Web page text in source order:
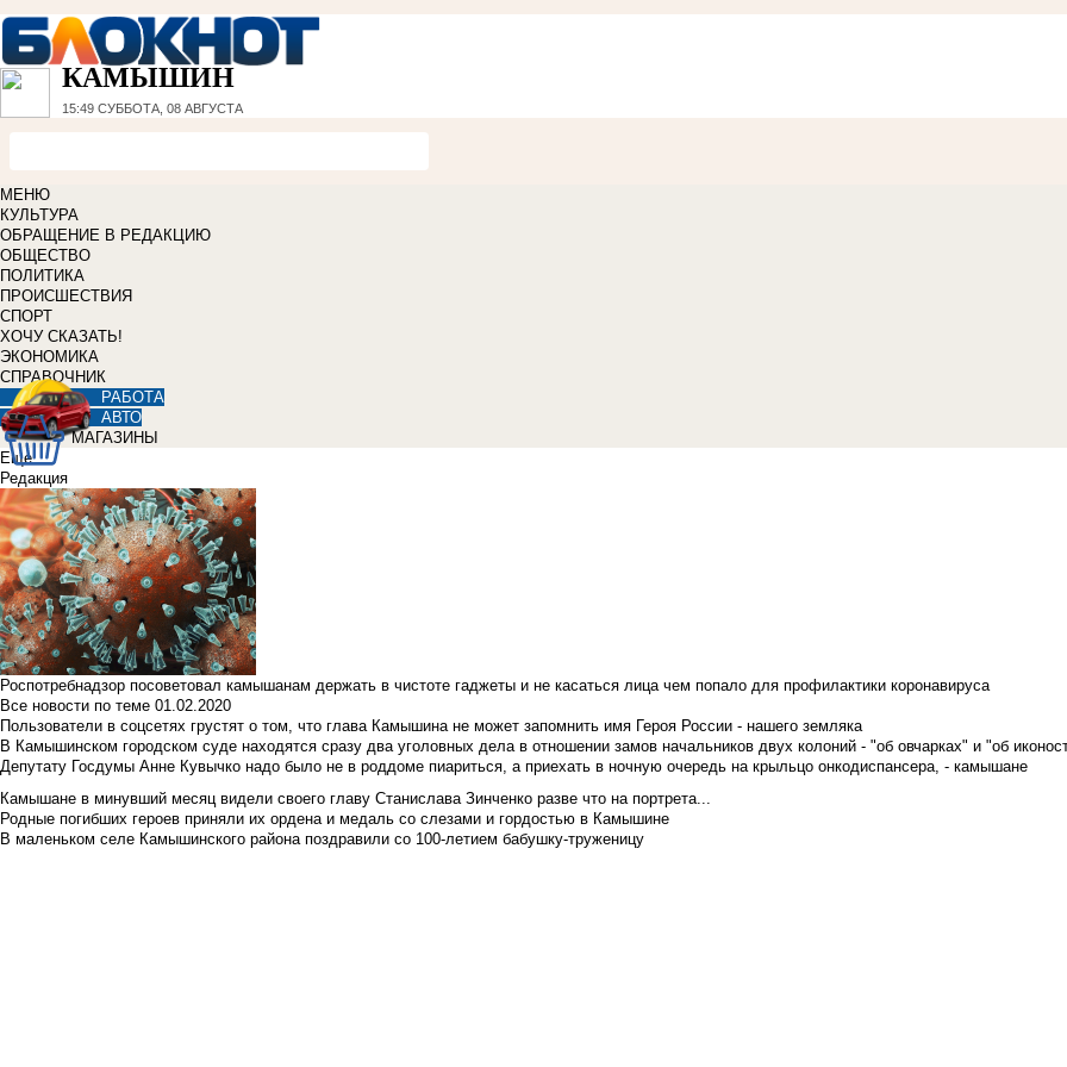
КАМЫШИН
15:49 СУББОТА, 08 АВГУСТА
МЕНЮ
КУЛЬТУРА
ОБРАЩЕНИЕ В РЕДАКЦИЮ
ОБЩЕСТВО
ПОЛИТИКА
ПРОИСШЕСТВИЯ
СПОРТ
ХОЧУ СКАЗАТЬ!
ЭКОНОМИКА
СПРАВОЧНИК
РАБОТА
АВТО
МАГАЗИНЫ
Еще
Редакция
Роспотребнадзор посоветовал камышанам держать в чистоте гаджеты и не касаться лица чем попало для профилактики коронавируса
Все новости по теме 01.02.2020
Пользователи в соцсетях грустят о том, что глава Камышина не может запомнить имя Героя России - нашего земляка
В Камышинском городском суде находятся сразу два уголовных дела в отношении замов начальников двух колоний - "об овчарках" и "об
Депутату Госдумы Анне Кувычко надо было не в роддоме пиариться, а приехать в ночную очередь на крыльцо онкодиспансера, - камышане
Камышане в минувший месяц видели своего главу Станислава Зинченко разве что на портрета...
Родные погибших героев приняли их ордена и медаль со слезами и гордостью в Камышине
В маленьком селе Камышинского района поздравили со 100-летием бабушку-труженицу